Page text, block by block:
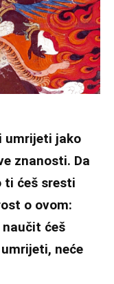
umrijeti jako
znanosti. Da
ti ćeš sresti
o ovom:
ćeš
neće